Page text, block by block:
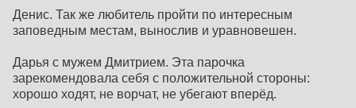
Денис. Так же любитель пройти по интересным
заповедным местам, вынослив и уравновешен.
Дарья с мужем Дмитрием. Эта парочка
зарекомендовала себя с положительной стороны:
хорошо ходят, не ворчат, не убегают вперёд.